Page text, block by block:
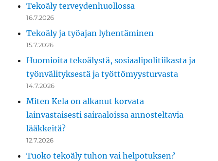
Tekoäly terveydenhuollossa
16.7.2026
Tekoäly ja työajan lyhentäminen
15.7.2026
Huomioita tekoälystä, sosiaalipolitiikasta ja
työnvälityksestä ja työttömyysturvasta
14.7.2026
Miten Kela on alkanut korvata
lainvastaisesti sairaaloissa annosteltavia
lääkkeitä?
12.7.2026
Tuoko tekoäly tuhon vai helpotuksen?